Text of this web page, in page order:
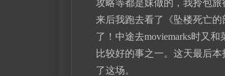
攻略等都是妹做的，我拎包
来后我跑去看了《坠楼死亡
了！中途去moviemarks时又
比较好的事之一。这天最后
了这场。